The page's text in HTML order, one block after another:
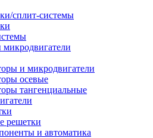
сплит-системы
и микродвигатели
осевые
тангенциальные
решетки
и автоматика